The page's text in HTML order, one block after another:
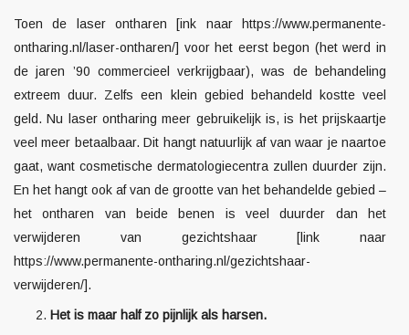
Toen de laser ontharen [ink naar
https://www.permanente-
ontharing.nl/laser-ontharen/] voor het eerst begon (het werd in
de jaren ’90 commercieel verkrijgbaar), was de behandeling
extreem duur. Zelfs een klein gebied behandeld kostte veel
geld. Nu laser ontharing meer gebruikelijk is, is het prijskaartje
veel meer betaalbaar. Dit hangt natuurlijk af van waar je naartoe
gaat, want cosmetische dermatologiecentra zullen duurder zijn.
En het hangt ook af van de grootte van het behandelde gebied –
het ontharen van beide benen is veel duurder dan het
verwijderen van gezichtshaar[link naar
https://www.permanente-ontharing.nl/gezichtshaar-
verwijderen/].
Het is maar half zo pijnlijk als harsen.